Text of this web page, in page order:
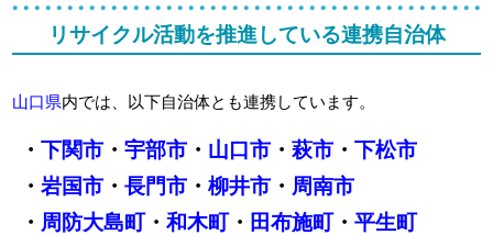
リサイクル活動を推進している連携自治体
山口県内では、以下自治体とも連携しています。
・ 下関市・ 宇部市・ 山口市・ 萩市・ 下松市
・ 岩国市・ 長門市・ 柳井市・ 周南市
・ 周防大島町・ 和木町・ 田布施町・ 平生町